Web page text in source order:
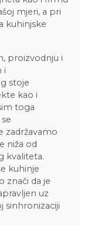
mjeri, a pri
kuhinjske
proizvodnju i
i
stoje
kao i
toga
zadržavamo
niža od
kvaliteta.
kuhinje
znači da je
uz
sinhronizaciji